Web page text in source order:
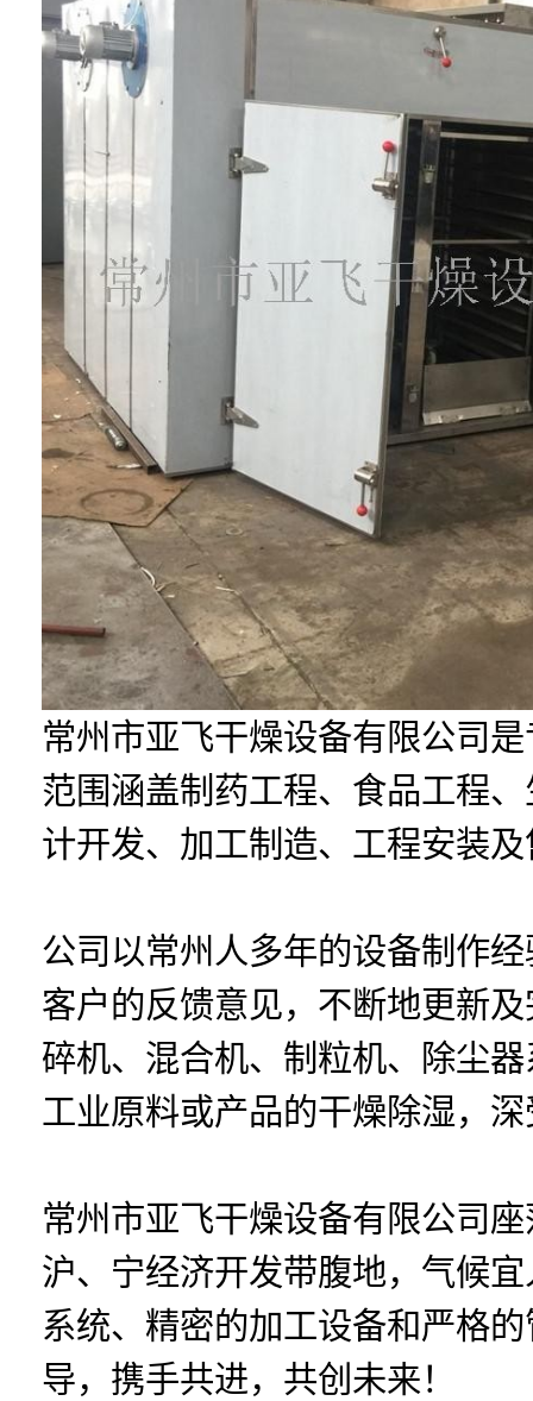
常州市亚飞干燥设备有限公司
范围涵盖制药工程、食品工程
计开发、加工制造、工程安装
公司以常州人多年的设备制作
客户的反馈意见，不断地更新
碎机、混合机、制粒机、除尘
工业原料或产品的干燥除湿，
常州市亚飞干燥设备有限公司
沪、宁经济开发带腹地，气候
系统、精密的加工设备和严格
导，携手共进，共创未来！